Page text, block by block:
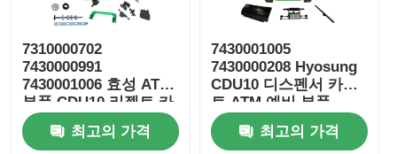
카드 프린터
포스 기계
7310000702
7430000991
7430001006 효성 ATM
부품 CDU10 리젝트 카
세트
최고의 가격
7430001005
7430000208 Hyosung
CDU10 디스펜서 카세
트 ATM 예비 부품
최고의 가격